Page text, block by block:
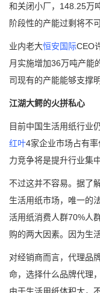
和关闭小厂，148.25万
阶段性的产能过剩将不
业内老大恒安国际CEO
月实施增加36万吨产能
司现有的产能能够支撑
江湖大鳄的火拼私心
目前中国生活用纸行业
红叶4家企业市场占有
力竞争将是提升行业集
不过这并不容易。据了
生活用纸市场，唯一的
活用纸消费人群70%人
购的两大因素。因为生
对经销商而言，代理品
命，选择什么品牌代理
由于生活用纸体积大，